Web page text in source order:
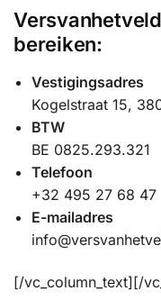
bereiken:
Vestigingsadres
Kogelstraat 15,
BTW
BE 0825.293.321
Telefoon
+32 495 27 68 47
E-mailadres
[/vc_column_text][/